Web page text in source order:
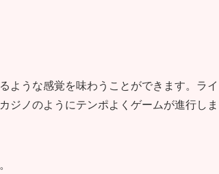
ような感覚を味わうことができます。ライ
ジノのようにテンポよくゲームが進行しま